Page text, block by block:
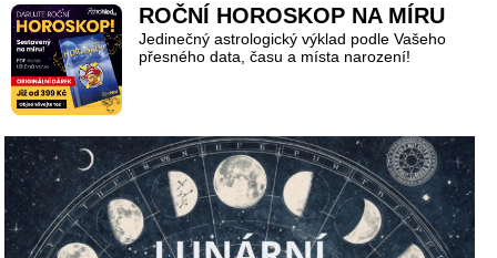
ROČNÍ HOROSKOP NA MÍRU
Jedinečný astrologický výklad podle Vašeho
přesného data, času a místa narození!